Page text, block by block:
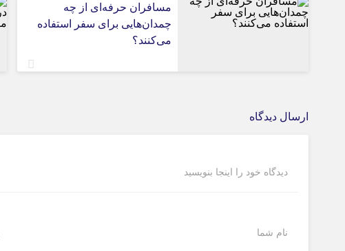
مسافران حرفه‌ای از چه
چمدان‌هایی برای سفر استفاده
می‌کنند؟
ارسال دیدگاه
دیدگاه خود را اینجا بنویسید
نام شما